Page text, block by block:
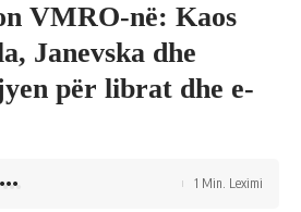
VMRO-në: Kaos
Janevska dhe
për librat dhe e-
1 Min. Leximi